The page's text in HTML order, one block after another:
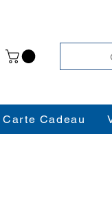
Carte Cadeau